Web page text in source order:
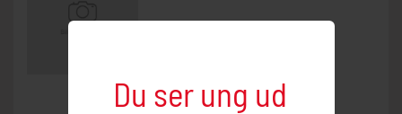
Du ser ung ud